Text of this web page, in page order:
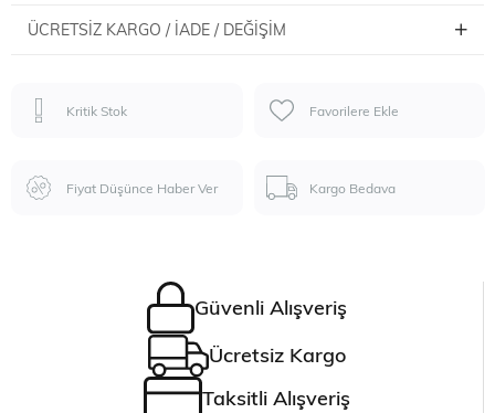
ÜCRETSIZ KARGO / İADE / DEĞIŞIM
Kritik Stok Favorilere Ekle
Fiyat Düşünce Haber Ver Kargo Bedava
Güvenli Alışveriş
Ücretsiz Kargo
Taksitli Alışveriş